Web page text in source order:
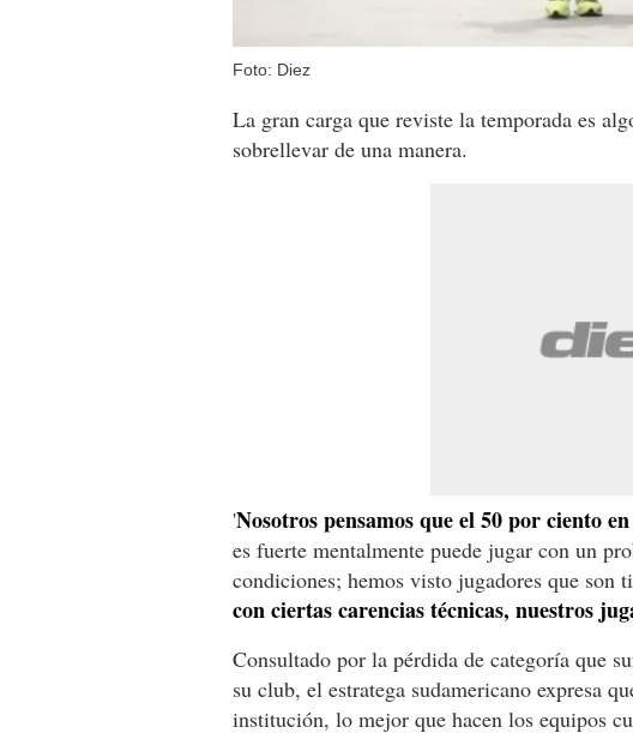
Foto: Diez
La gran carga que reviste la temporada es
sobrellevar de una manera.
'Nosotros pensamos que el 50 por ciento
es fuerte mentalmente puede jugar con un
condiciones; hemos visto jugadores que son
con ciertas carencias técnicas, nuestros
Consultado por la pérdida de categoría que
su club, el estratega sudamericano expresa
institución, lo mejor que hacen los equipos